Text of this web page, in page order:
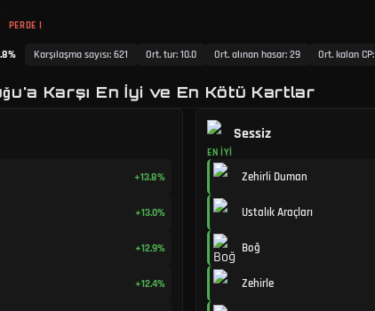
PERDE I
Karşılaşma sayısı: 621 Ort. tur: 10.0 Ort. alınan hasar: 29 Ort. kalan CP:
Karşı En İyi ve En Kötü Kartlar
+13.8%
+13.0%
+12.9%
+12.4%
Sessiz
EN İYI
Zehirli Duman
Ustalık Araçları
Boğ
Zehirle